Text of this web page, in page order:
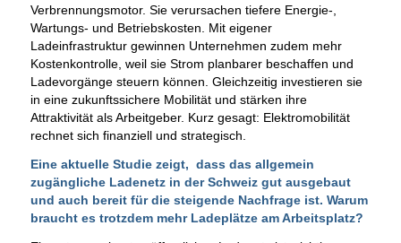
Verbrennungsmotor. Sie verursachen tiefere Energie-,
Wartungs- und Betriebskosten. Mit eigener
Ladeinfrastruktur gewinnen Unternehmen zudem mehr
Kostenkontrolle, weil sie Strom planbarer beschaffen und
Ladevorgänge steuern können. Gleichzeitig investieren sie
in eine zukunftssichere Mobilität und stärken ihre
Attraktivität als Arbeitgeber. Kurz gesagt: Elektromobilität
rechnet sich finanziell und strategisch.
Eine aktuelle Studie zeigt, dass das allgemein
zugängliche Ladenetz in der Schweiz gut ausgebaut
und auch bereit für die steigende Nachfrage ist. Warum
braucht es trotzdem mehr Ladeplätze am Arbeitsplatz?